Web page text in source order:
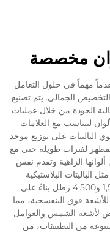
مخصصة
مهماً في حلول التعامل
الجمالي. يتم تصنيع
الجودة من خلال عمليات
لتتناسب مع العلامات
الباليتات على توزيع موحد
لفترات طويلة حتى مع
الزاهية وتقدم نفس
الباليتات البلاستيكية
القياسية، مع قدرات حمل تتراوح بين 1,500 و4,500 رطل بناءً على
فوق البنفسجية، مما
لأشعة الشمس والعوامل
من التطبيقات، من